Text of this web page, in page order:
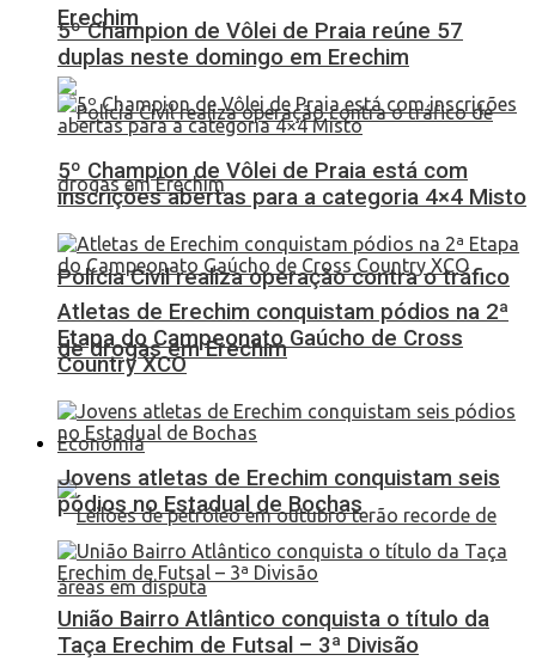
Erechim
Polícia Civil realiza operação contra o tráfico
de drogas em Erechim
Economia
5º Champion de Vôlei de Praia reúne 57
duplas neste domingo em Erechim
5º Champion de Vôlei de Praia está com
inscrições abertas para a categoria 4×4 Misto
Atletas de Erechim conquistam pódios na 2ª
Etapa do Campeonato Gaúcho de Cross
Country XCO
Jovens atletas de Erechim conquistam seis
pódios no Estadual de Bochas
União Bairro Atlântico conquista o título da
Taça Erechim de Futsal – 3ª Divisão